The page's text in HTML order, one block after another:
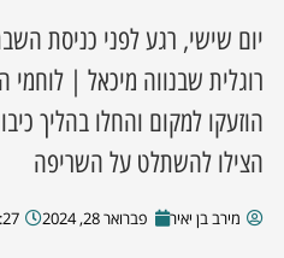
יום שישי, רגע לפני כניסת
רוגלית שבנווה מיכאל |
הוזעקו למקום והחלו בהליך
הצילו להשתלט על השריפה
מירב בן יאיר פברואר 28, 2024 pm